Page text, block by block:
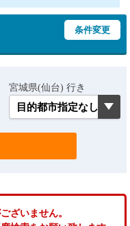
条件変更
宮城県(仙台) 行き
ざいません。